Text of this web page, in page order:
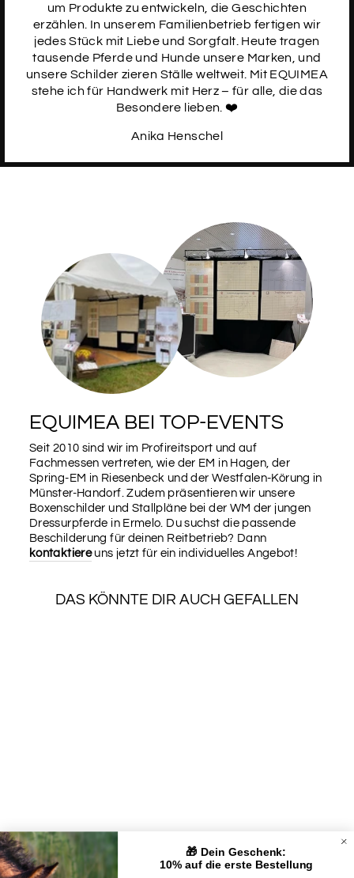
um Produkte zu entwickeln, die Geschichten
erzählen. In unserem Familienbetrieb fertigen wir
jedes Stück mit Liebe und Sorgfalt. Heute tragen
tausende Pferde und Hunde unsere Marken, und
unsere Schilder zieren Ställe weltweit. Mit EQUIMEA
stehe ich für Handwerk mit Herz – für alle, die das
Besondere lieben. ❤️
Anika Henschel
EQUIMEA BEI TOP-EVENTS
Seit 2010 sind wir im Profireitsport und auf
Fachmessen vertreten, wie der EM in Hagen, der
Spring-EM in Riesenbeck und der Westfalen-Körung in
Münster-Handorf. Zudem präsentieren wir unsere
Boxenschilder und Stallpläne bei der WM der jungen
Dressurpferde in Ermelo. Du suchst die passende
Beschilderung für deinen Reitbetrieb? Dann
kontaktiere uns jetzt für ein individuelles Angebot!
DAS KÖNNTE DIR AUCH GEFALLEN
UNTERNEHMEN
🎁 Dein Geschenk:
10% auf die erste Bestellung